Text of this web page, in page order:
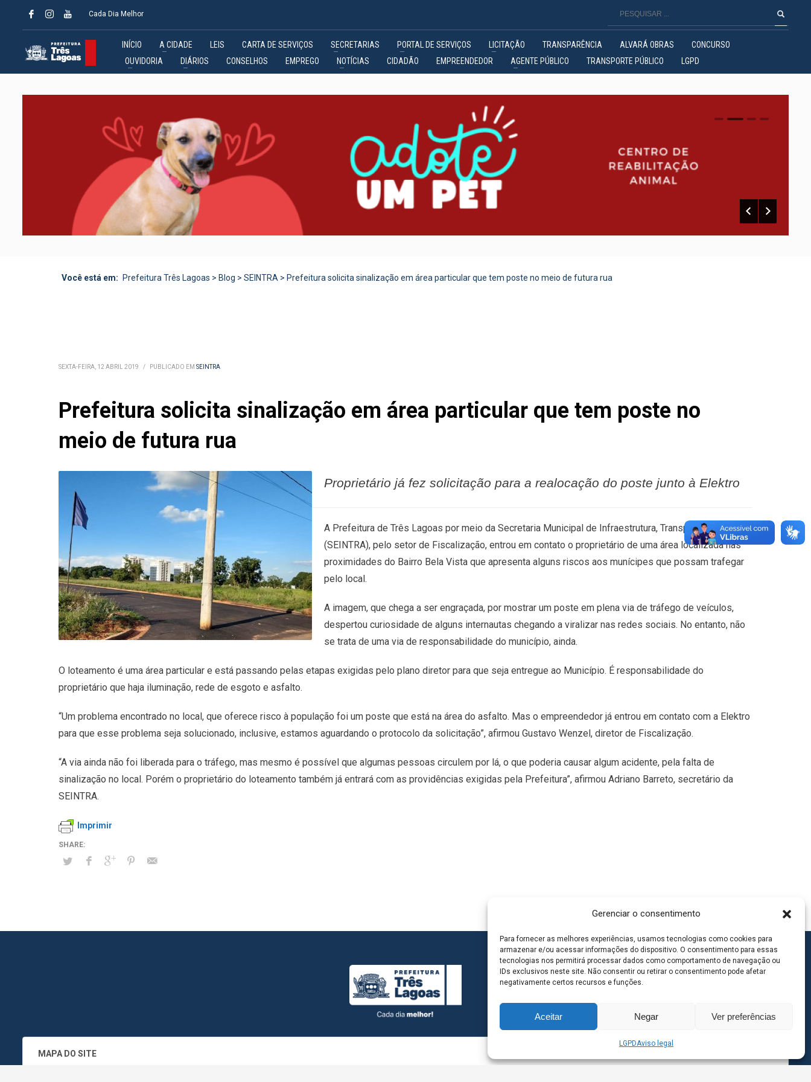
Gerenciar o consentimento
Para fornecer as melhores experiências, usamos tecnologias como cookies para
armazenar e/ou acessar informações do dispositivo. O consentimento para essas
tecnologias nos permitirá processar dados como comportamento de navegação ou
IDs exclusivos neste site. Não consentir ou retirar o consentimento pode afetar
negativamente certos recursos e funções.
Aceitar Negar Ver preferências
LGPDAviso legal
Cada Dia Melhor
INÍCIO A CIDADE LEIS CARTA DE SERVIÇOS SECRETARIAS PORTAL DE SERVIÇOS LICITAÇÃO TRANSPARÊNCIA ALVARÁ OBRAS
CONCURSO
OUVIDORIA
DIÁRIOS CONSELHOS EMPREGO NOTÍCIAS CIDADÃO EMPREENDEDOR AGENTE PÚBLICO TRANSPORTE PÚBLICO LGPD
0 1 2
Você está em: Prefeitura Três Lagoas > Blog > SEINTRA > Prefeitura solicita sinalização em área particular que tem poste no meio de futura rua
SEXTA-FEIRA, 12 ABRIL 2019 / PUBLICADO EM SEINTRA
Prefeitura solicita sinalização em área particular que tem poste no
meio de futura rua
Proprietário já fez solicitação para a realocação do poste junto à Elektro
A Prefeitura de Três Lagoas por meio da Secretaria Municipal de Infraestrutura, Transporte e Trânsito
(SEINTRA), pelo setor de Fiscalização, entrou em contato o proprietário de uma área localizada nas
proximidades do Bairro Bela Vista que apresenta alguns riscos aos munícipes que possam trafegar
pelo local.
A imagem, que chega a ser engraçada, por mostrar um poste em plena via de tráfego de veículos,
despertou curiosidade de alguns internautas chegando a viralizar nas redes sociais. No entanto, não
se trata de uma via de responsabilidade do município, ainda.
O loteamento é uma área particular e está passando pelas etapas exigidas pelo plano diretor para que seja entregue ao Município. É responsabilidade do
proprietário que haja iluminação, rede de esgoto e asfalto.
“Um problema encontrado no local, que oferece risco à população foi um poste que está na área do asfalto. Mas o empreendedor já entrou em contato com a Elektro
para que esse problema seja solucionado, inclusive, estamos aguardando o protocolo da solicitação”, afirmou Gustavo Wenzel, diretor de Fiscalização.
“A via ainda não foi liberada para o tráfego, mas mesmo é possível que algumas pessoas circulem por lá, o que poderia causar algum acidente, pela falta de
sinalização no local. Porém o proprietário do loteamento também já entrará com as providências exigidas pela Prefeitura”, afirmou Adriano Barreto, secretário da
SEINTRA.
Imprimir
MAPA DO SITE